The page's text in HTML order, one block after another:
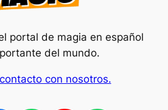
portal de magia en español
del mundo.
con nosotros.